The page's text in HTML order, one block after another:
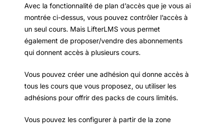
Avec la fonctionnalité de plan d’accès que je vous ai
montrée ci-dessus, vous pouvez contrôler l’accès à
un seul cours. Mais LifterLMS vous permet
également de proposer/vendre des abonnements
qui donnent accès à plusieurs cours.
Vous pouvez créer une adhésion qui donne accès à
tous les cours que vous proposez, ou utiliser les
adhésions pour offrir des packs de cours limités.
Vous pouvez les configurer à partir de la zone